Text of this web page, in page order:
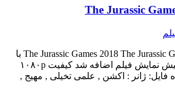
دانلود فیلم The Jurassic Games 2018 The Jurassic Games 2018 با
کیفیت ۷۲۰p Web-dl پیش نمایش فیلم اضافه شد کیفیت ۱۰۸۰p
فایل: ژانر : اکشن , علمی تخیلی , مهیج ,